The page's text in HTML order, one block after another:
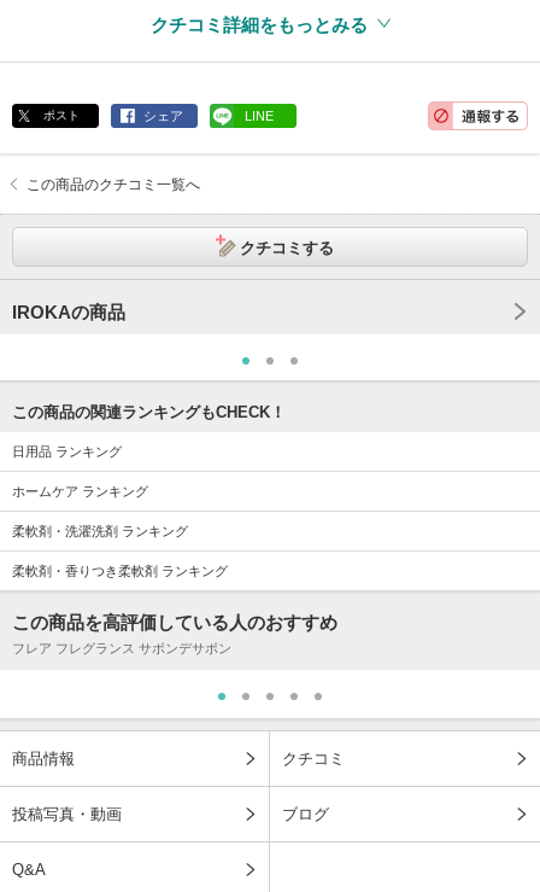
クチコミ詳細をもっとみる
ポスト シェア LINE
この商品のクチコミ一覧へ
クチコミする
IROKAの商品
この商品の関連ランキングもCHECK！
日用品 ランキング
ホームケア ランキング
柔軟剤・洗濯洗剤 ランキング
柔軟剤・香りつき柔軟剤 ランキング
この商品を高評価している人のおすすめ
フレア フレグランス サボンデサボン
商品情報 クチコミ
投稿写真・動画 ブログ
Q&A